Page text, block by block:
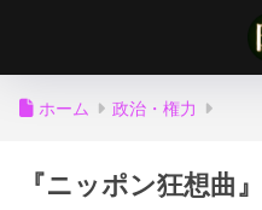
ホーム 政治・権力
『ニッポン狂想曲